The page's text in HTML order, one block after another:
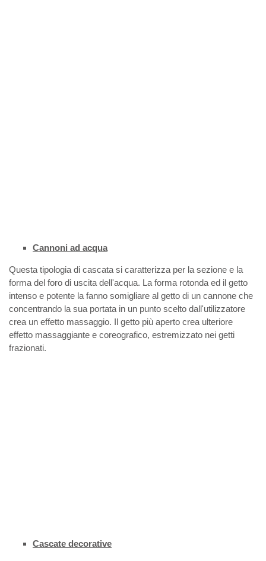
Cannoni ad acqua
Questa tipologia di cascata si caratterizza per la sezione e la
forma del foro di uscita dell'acqua. La forma rotonda ed il getto
intenso e potente la fanno somigliare al getto di un cannone che
concentrando la sua portata in un punto scelto dall'utilizzatore
crea un effetto massaggio. Il getto più aperto crea ulteriore
effetto massaggiante e coreografico, estremizzato nei getti
frazionati.
Cascate decorative